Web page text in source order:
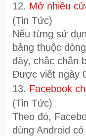
12. Mở nhiều
(Tin Tức)
Nếu từng sử
bảng thuộc
đây, chắc chắn
Được viết ngày
13. Facebook
(Tin Tức)
Theo đó,
dùng Android